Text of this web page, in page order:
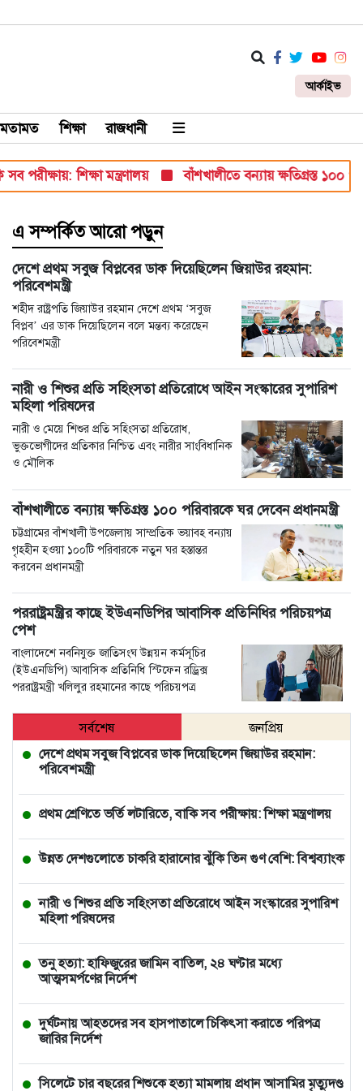
আর্কাইভ
মতামত শিক্ষা রাজধানী
শিক্ষা মন্ত্রণালয় বাঁশখালীতে বন্যায় ক্ষতিগ্রস্ত ১০০
এ সম্পর্কিত আরো পড়ুন
দেশে প্রথম সবুজ বিপ্লবের ডাক দিয়েছিলেন জিয়াউর রহমান:
পরিবেশমন্ত্রী
শহীদ রাষ্ট্রপতি জিয়াউর রহমান দেশে প্রথম ‘সবুজ
বিপ্লব’ এর ডাক দিয়েছিলেন বলে মন্তব্য করেছেন
পরিবেশমন্ত্রী
নারী ও শিশুর প্রতি সহিংসতা প্রতিরোধে আইন সংস্কারের সুপারিশ
মহিলা পরিষদের
নারী ও মেয়ে শিশুর প্রতি সহিংসতা প্রতিরোধ,
ভুক্তভোগীদের প্রতিকার নিশ্চিত এবং নারীর সাংবিধানিক
ও মৌলিক
বাঁশখালীতে বন্যায় ক্ষতিগ্রস্ত ১০০ পরিবারকে ঘর দেবেন প্রধানমন্ত্রী
চট্টগ্রামের বাঁশখালী উপজেলায় সাম্প্রতিক ভয়াবহ বন্যায়
গৃহহীন হওয়া ১০০টি পরিবারকে নতুন ঘর হস্তান্তর
করবেন প্রধানমন্ত্রী
পররাষ্ট্রমন্ত্রীর কা‌ছে ইউএনডিপির আবাসিক প্রতিনিধির পরিচয়পত্র
পেশ
বাংলাদেশে নবনিযুক্ত জাতিসংঘ উন্নয়ন কর্মসূচির
(ইউএনডিপি) আবাসিক প্রতিনিধি স্টিফেন রড্রিক্স
পররাষ্ট্রমন্ত্রী খলিলুর রহমানের কাছে পরিচয়পত্র
সর্বশেষ
জনপ্রিয়
দেশে প্রথম সবুজ বিপ্লবের ডাক দিয়েছিলেন জিয়াউর রহমান:
পরিবেশমন্ত্রী
প্রথম শ্রেণিতে ভর্তি লটারিতে, বাকি সব পরীক্ষায়: শিক্ষা মন্ত্রণালয়
উন্নত দেশগুলোতে চাকরি হারানোর ঝুঁকি তিন গুণ বেশি: বিশ্বব্যাংক
নারী ও শিশুর প্রতি সহিংসতা প্রতিরোধে আইন সংস্কারের সুপারিশ
মহিলা পরিষদের
তনু হত্যা: হাফিজুরের জামিন বাতিল, ২৪ ঘণ্টার মধ্যে
আত্মসমর্পণের নির্দেশ
দুর্ঘটনায় আহতদের সব হাসপাতালে চিকিৎসা করাতে পরিপত্র
জারির নির্দেশ
সিলেটে চার বছরের শিশুকে হত্যা মামলায় প্রধান আসামির মৃত্যুদণ্ড